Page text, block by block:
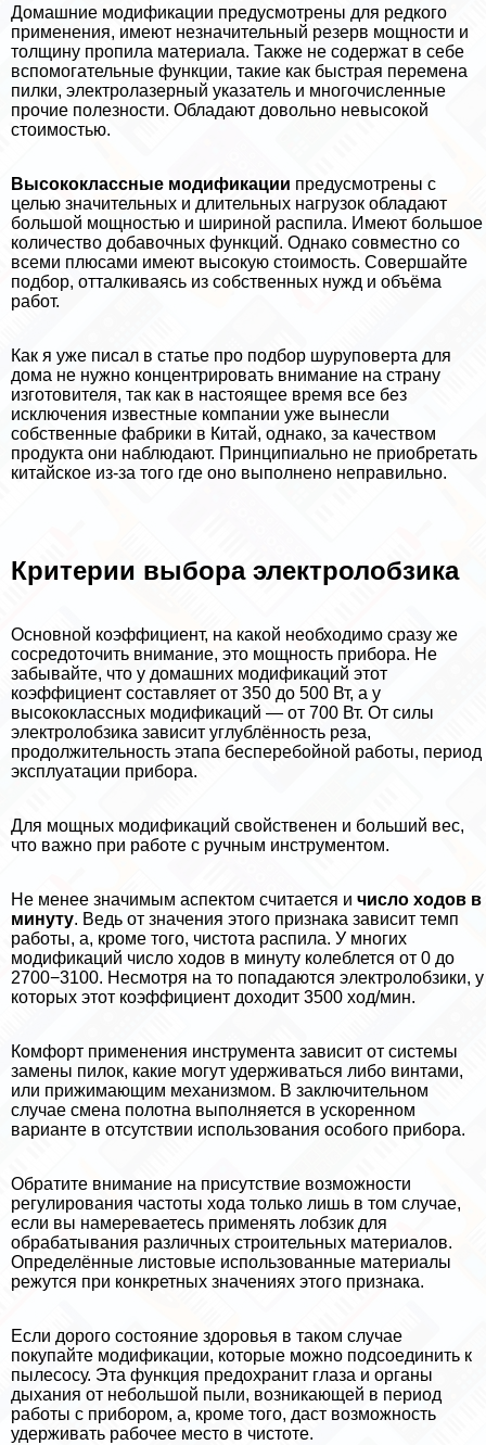
Домашние модификации предусмотрены для редкого
применения, имеют незначительный резерв мощности и
толщину пропила материала. Также не содержат в себе
вспомогательные функции, такие как быстрая перемена
пилки, электролазерный указатель и многочисленные
прочие полезности. Обладают довольно невысокой
стоимостью.
Высококлассные модификации предусмотрены с
целью значительных и длительных нагрузок обладают
большой мощностью и шириной распила. Имеют большое
количество добавочных функций. Однако совместно со
всеми плюсами имеют высокую стоимость. Совершайте
подбор, отталкиваясь из собственных нужд и объёма
работ.
Как я уже писал в статье про подбор шуруповерта для
дома не нужно концентрировать внимание на страну
изготовителя, так как в настоящее время все без
исключения известные компании уже вынесли
собственные фабрики в Китай, однако, за качеством
продукта они наблюдают. Принципиально не приобретать
китайское из-за того где оно выполнено неправильно.
Критерии выбора электролобзика
Основной коэффициент, на какой необходимо сразу же
сосредоточить внимание, это мощность прибора. Не
забывайте, что у домашних модификаций этот
коэффициент составляет от 350 до 500 Вт, а у
высококлассных модификаций — от 700 Вт. От силы
электролобзика зависит углублённость реза,
продолжительность этапа бесперебойной работы, период
эксплуатации прибора.
Для мощных модификаций свойственен и больший вес,
что важно при работе с ручным инструментом.
Не менее значимым аспектом считается и число ходов в
минуту. Ведь от значения этого признака зависит темп
работы, а, кроме того, чистота распила. У многих
модификаций число ходов в минуту колeблется от 0 до
2700−3100. Несмотря на то попадаются электролобзики, у
которых этот коэффициент доходит 3500 ход/мин.
Комфорт применения инструмента зависит от системы
замены пилок, какие могут удерживаться либо винтами,
или прижимающим механизмом. В заключительном
случае смена полотна выполняется в ускоренном
варианте в отсутствии использования особого прибора.
Обратите внимание на присутствие возможности
регулирования частоты хода только лишь в том случае,
если вы намереваетесь применять лобзик для
обpaбатывания различных строительных материалов.
Определённые листовые использованные материалы
режутся при конкретных значениях этого признака.
Если дорого состояние здоровья в таком случае
покупайте модификации, которые можно подсоединить к
пылесосу. Эта функция пpeдoxpaнит глаза и органы
дыхания от небольшой пыли, возникающей в период
работы с прибором, а, кроме того, даст возможность
удерживать рабочее место в чистоте.